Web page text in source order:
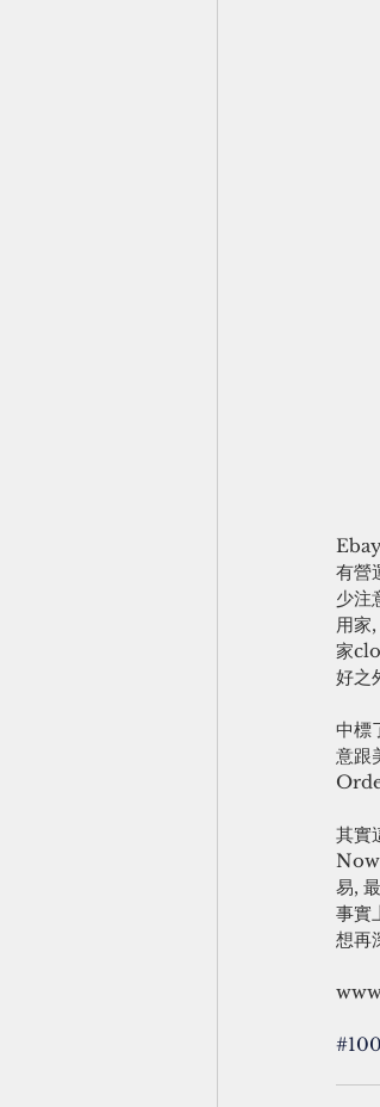
有營
少注
用家
家
好之
中標
意跟
其實
Now
易,
事實
想再